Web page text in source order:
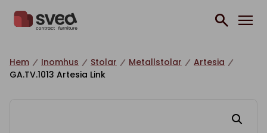
Hem Inomhus Stolar Metallstolar
Artesia
GA.TV.1013 Artesia Link